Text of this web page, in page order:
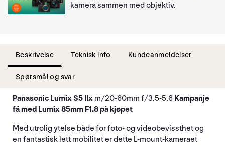
kamera sammen med objektiv.
Beskrivelse Teknisk info Kundeanmeldelser
Spørsmål og svar
Panasonic Lumix S5 IIx m/20-60mm f/3.5-5.6 Kampanje
få med Lumix 85mm F1.8 på kjøpet
Med utrolig ytelse både for foto- og videobevissthet og
en fantastisk lett mobilitet er dette L-mount-kameraet